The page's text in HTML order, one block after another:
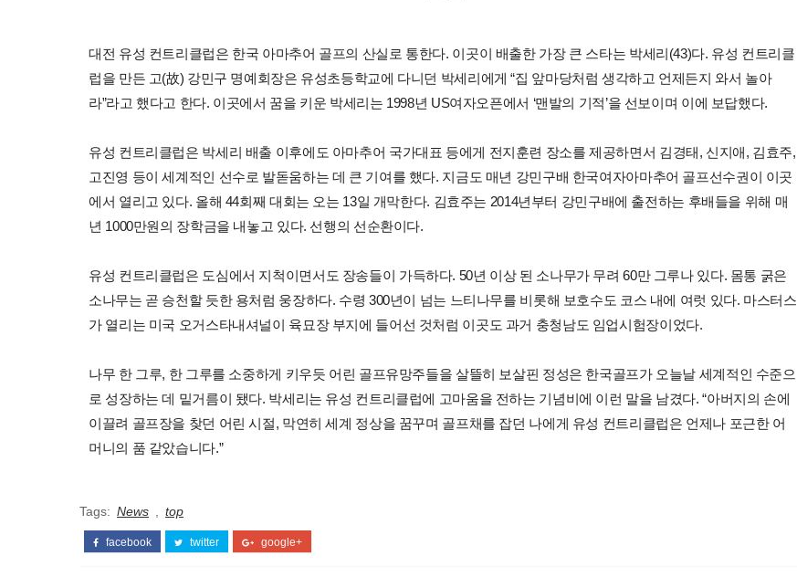
대전 유성 컨트리클럽은 한국 아마추어 골프의 산실로 통한다. 이곳이 배출한 가장 큰 스타는 박세리(43)다. 유성 컨트리클
럽을 만든 고(故) 강민구 명예회장은 유성초등학교에 다니던 박세리에게 “집 앞마당처럼 생각하고 언제든지 와서 놀아
라”라고 했다고 한다. 이곳에서 꿈을 키운 박세리는 1998년 US여자오픈에서 ‘맨발의 기적’을 선보이며 이에 보답했다.
유성 컨트리클럽은 박세리 배출 이후에도 아마추어 국가대표 등에게 전지훈련 장소를 제공하면서 김경태, 신지애, 김효주,
고진영 등이 세계적인 선수로 발돋움하는 데 큰 기여를 했다. 지금도 매년 강민구배 한국여자아마추어 골프선수권이 이곳
에서 열리고 있다. 올해 44회째 대회는 오는 13일 개막한다. 김효주는 2014년부터 강민구배에 출전하는 후배들을 위해 매
년 1000만원의 장학금을 내놓고 있다. 선행의 선순환이다.
유성 컨트리클럽은 도심에서 지척이면서도 장송들이 가득하다. 50년 이상 된 소나무가 무려 60만 그루나 있다. 몸통 굵은
소나무는 곧 승천할 듯한 용처럼 웅장하다. 수령 300년이 넘는 느티나무를 비롯해 보호수도 코스 내에 여럿 있다. 마스터스
가 열리는 미국 오거스타내셔널이 육묘장 부지에 들어선 것처럼 이곳도 과거 충청남도 임업시험장이었다.
나무 한 그루, 한 그루를 소중하게 키우듯 어린 골프유망주들을 살뜰히 보살핀 정성은 한국골프가 오늘날 세계적인 수준으
로 성장하는 데 밑거름이 됐다. 박세리는 유성 컨트리클럽에 고마움을 전하는 기념비에 이런 말을 남겼다. “아버지의 손에
이끌려 골프장을 찾던 어린 시절, 막연히 세계 정상을 꿈꾸며 골프채를 잡던 나에게 유성 컨트리클럽은 언제나 포근한 어
머니의 품 같았습니다.”
Tags: News top
facebook twitter google+